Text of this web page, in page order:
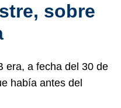
sobre
era, a fecha del 30 de
había antes del